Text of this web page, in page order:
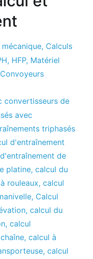
, Calculs
, HFP, Matériel
Convoyeurs
convertisseurs de
avec
triphasés
d'entraînement
de
platine, calcul du
rouleaux, calcul
, Calcul
, calcul du
, calcul
, calcul à
, calcul